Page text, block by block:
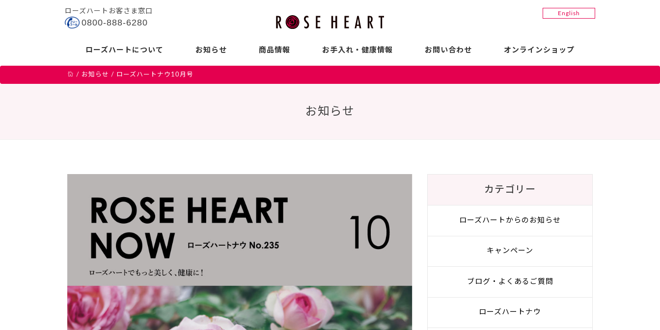
ローズハートについて お知らせ 商品情報 お手入れ・健康情報 お問い合わせ オンラインショップ
ローズハートお客さま窓口
0800-888-6280
English
/ お知らせ / ローズハートナウ10月号
お知らせ
カテゴリー
ローズハートからのお知らせ
キャンペーン
ブログ・よくあるご質問
ローズハートナウ